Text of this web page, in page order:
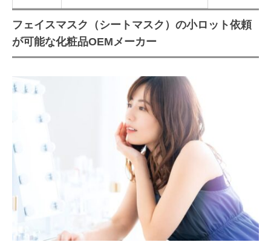
フェイスマスク（シートマスク）の小ロット依頼
が可能な化粧品OEMメーカー